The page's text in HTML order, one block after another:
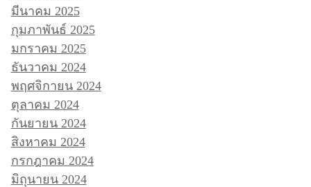
มีนาคม 2025
กุมภาพันธ์ 2025
มกราคม 2025
ธันวาคม 2024
พฤศจิกายน 2024
ตุลาคม 2024
กันยายน 2024
สิงหาคม 2024
กรกฎาคม 2024
มิถุนายน 2024